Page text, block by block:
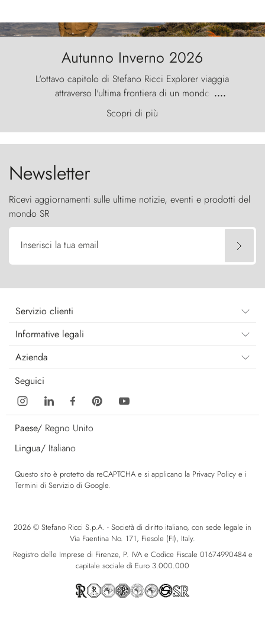
Autunno Inverno 2026
L'ottavo capitolo di Stefano Ricci Explorer viaggia
attraverso l'ultima frontiera di un mondo
primordiale, dove il vento scolpisce la natura con
furia ancestrale e le Torres del Paine sfidano il
cielo come sentinelle di pietra.
....
Scopri di più
Newsletter
Ricevi aggiornamenti sulle ultime notizie, eventi e prodotti del
mondo SR
Inserisci la tua email
Servizio clienti
Informative legali
Azienda
Seguici
Paese/ Regno Unito
Lingua/ Italiano
Questo sito è protetto da reCAPTCHA e si applicano la Privacy Policy e i
Termini di Servizio di Google.
2026 © Stefano Ricci S.p.A. - Società di diritto italiano, con sede legale in
Via Faentina No. 171, Fiesole (FI), Italy.
Registro delle Imprese di Firenze, P. IVA e Codice Fiscale 01674990484 e
capitale sociale di Euro 3.000.000